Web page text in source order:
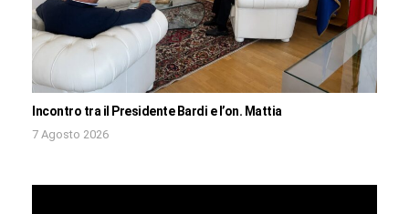
Incontro tra il Presidente Bardi e l’on. Mattia
7 Agosto 2026